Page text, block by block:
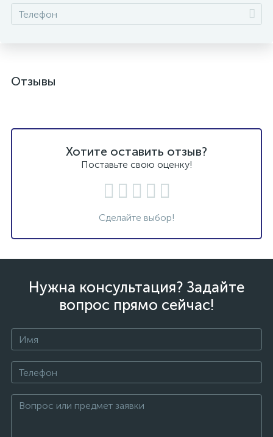
Отзывы
Хотите оставить отзыв?
Поставьте свою оценку!
Сделайте выбор!
Нужна консультация? Задайте
вопрос прямо сейчас!